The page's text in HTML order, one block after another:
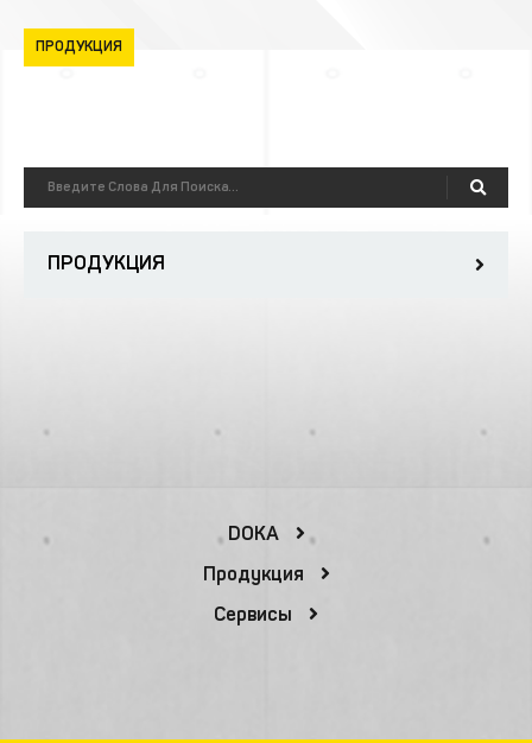
ПРОДУКЦИЯ
ПРОДУКЦИЯ
DOKA
Продукция
Сервисы